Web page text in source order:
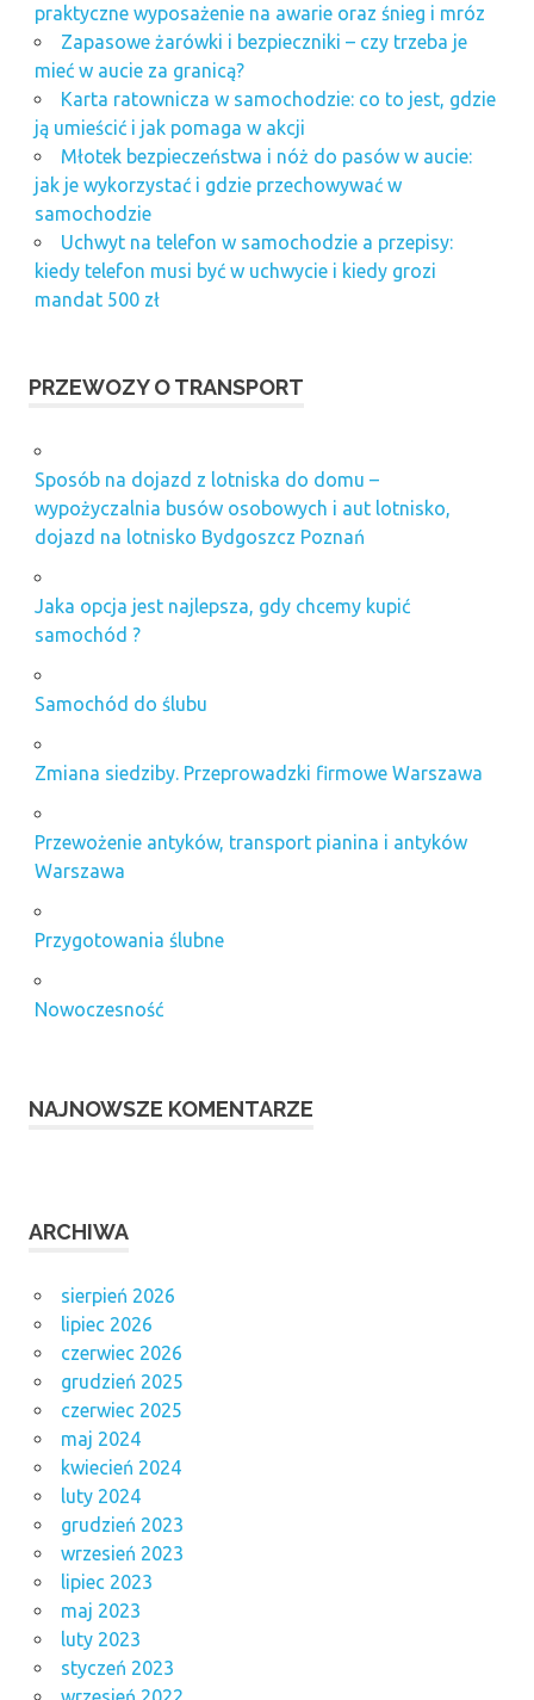
praktyczne wyposażenie na awarie oraz śnieg i mróz
Zapasowe żarówki i bezpieczniki – czy trzeba je
mieć w aucie za granicą?
Karta ratownicza w samochodzie: co to jest, gdzie
ją umieścić i jak pomaga w akcji
Młotek bezpieczeństwa i nóż do pasów w aucie:
jak je wykorzystać i gdzie przechowywać w
samochodzie
Uchwyt na telefon w samochodzie a przepisy:
kiedy telefon musi być w uchwycie i kiedy grozi
mandat 500 zł
PRZEWOZY O TRANSPORT
Sposób na dojazd z lotniska do domu –
wypożyczalnia busów osobowych i aut lotnisko,
dojazd na lotnisko Bydgoszcz Poznań
Jaka opcja jest najlepsza, gdy chcemy kupić
samochód ?
Samochód do ślubu
Zmiana siedziby. Przeprowadzki firmowe Warszawa
Przewożenie antyków, transport pianina i antyków
Warszawa
Przygotowania ślubne
Nowoczesność
NAJNOWSZE KOMENTARZE
ARCHIWA
sierpień 2026
lipiec 2026
czerwiec 2026
grudzień 2025
czerwiec 2025
maj 2024
kwiecień 2024
luty 2024
grudzień 2023
wrzesień 2023
lipiec 2023
maj 2023
luty 2023
styczeń 2023